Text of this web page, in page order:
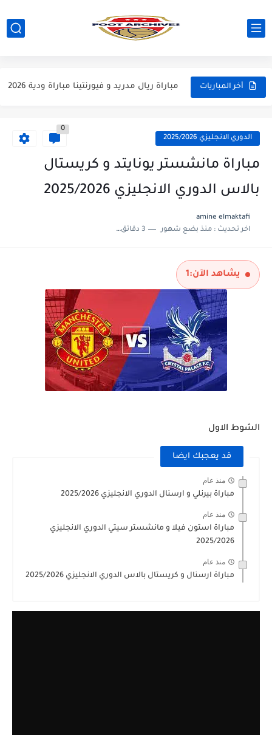
أخر المباريات
مباراة مانشستر يونايتد و اتلتيكو مدريد مباراة ودية 2026
مباراة ريال مدريد و فيورنتينا مباراة ودية 2026
مباراة برشلونة و بيرمنغهام مباراة ودية 2026
مباراة سيلتيك و ميلان مباراة ودية 2026
الدوري الانجليزي 2025/2026
0
مباراة مانشستر يونايتد و كريستال
بالاس الدوري الانجليزي 2025/2026
amine elmaktafi
اخر تحديث :منذ بضع شهور 3 دقائق للقراءة
يشاهد الآن:1
الشوط الاول
قد يعجبك ايضا
منذ عام
مباراة بيرنلي و ارسنال الدوري الانجليزي 2025/2026
منذ عام
مباراة استون فيلا و مانشستر سيتي الدوري الانجليزي
2025/2026
منذ عام
مباراة ارسنال و كريستال بالاس الدوري الانجليزي 2025/2026